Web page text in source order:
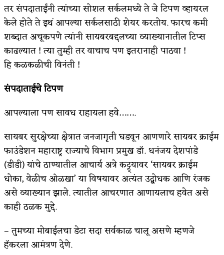
तर संपदाताईंनी त्यांच्या सोशल सर्कलमध्ये ते जे टिपण व्हायरल
केले होते ते इथं आपल्या सर्कलसाठी शेयर करतोय. फारच कमी
शब्दात अचूकपणे त्यांनी सायबरबद्दलच्या व्याख्यानातील टिप्स
काढल्यात ! त्या तुम्ही तर वाचाच पण इतरानाही पाठवा !
हि कळकळीची विनंती !
संपदाताईचे टिपण
आपल्याला पण सावध राहायला हवे…….
सायबर सुरक्षेच्या क्षेत्रात जनजागृती घडवून आणणारे सायबर क्राईम
फाउंडेशन महाराष्ट्र राज्याचे विभाग प्रमुख डॉ. धनंजय देशपांडे
(डीडी) यांचे ठाण्यातील आचार्य अत्रे कट्ट्यावर ‘सायबर क्राईम
धोका, वेळीच ओळखा’ या विषयावर अत्यंत उद्बोधक आणि रंजक
असे व्याख्यान झाले. त्यातील आचरणात आणायलाच हवेत असे
काही ठळक मुद्दे.‌
– तुमच्या मोबाईलचा डेटा सदा सर्वकाळ चालू असणे म्हणजे
हॅकरला आमंत्रण देणे.